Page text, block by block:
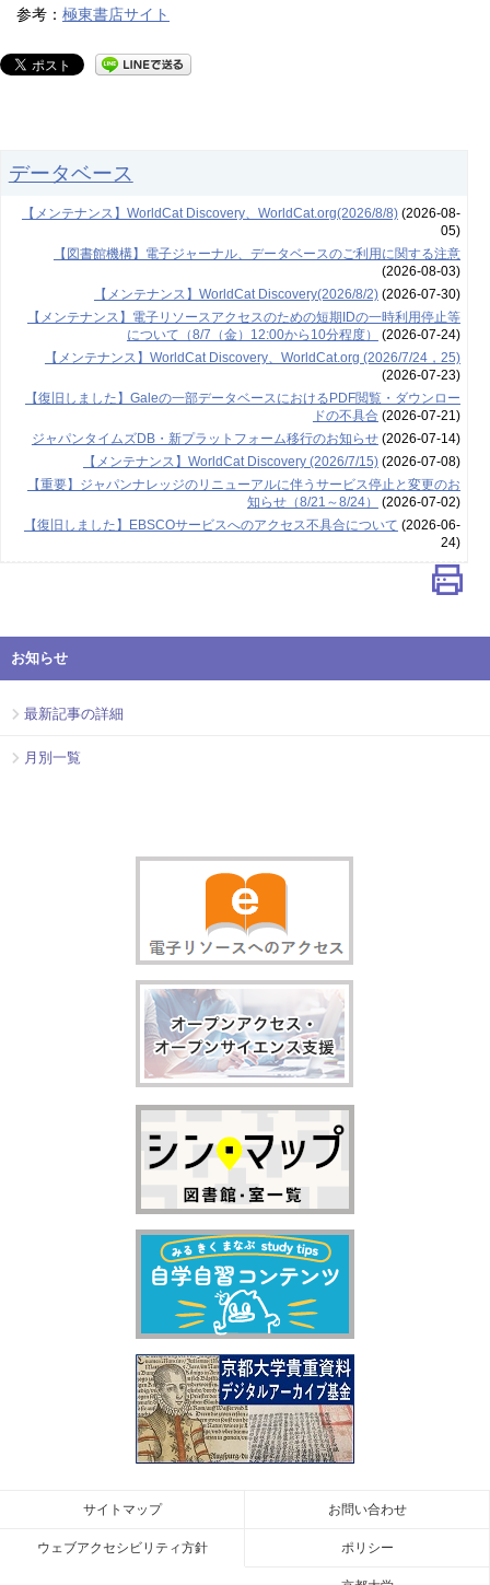
参考： 極東書店サイト
データベース
【メンテナンス】WorldCat Discovery、WorldCat.org(2026/8/8)(2026-08-
05)
【図書館機構】電子ジャーナル、データベースのご利用に関する注意
(2026-08-03)
【メンテナンス】WorldCat Discovery(2026/8/2)(2026-07-30)
【メンテナンス】電子リソースアクセスのための短期IDの一時利用停止等
について（8/7（金）12:00から10分程度）
(2026-07-24)
【メンテナンス】WorldCat Discovery、WorldCat.org (2026/7/24，25)
(2026-07-23)
【復旧しました】Galeの一部データベースにおけるPDF閲覧・ダウンロー
ドの不具合 (2026-07-21)
ジャパンタイムズDB・新プラットフォーム移行のお知らせ(2026-07-14)
【メンテナンス】WorldCat Discovery (2026/7/15)(2026-07-08)
【重要】ジャパンナレッジのリニューアルに伴うサービス停止と変更のお
知らせ（8/21～8/24）
(2026-07-02)
【復旧しました】EBSCOサービスへのアクセス不具合について (2026-06-
24)
お知らせ
最新記事の詳細
月別一覧
お問い合わせ
サイトマップ
ポリシー
ウェブアクセシビリティ方針